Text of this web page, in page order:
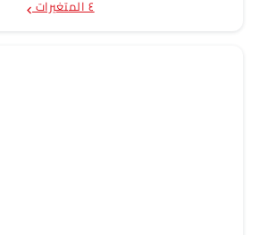
٤ المتغيرات